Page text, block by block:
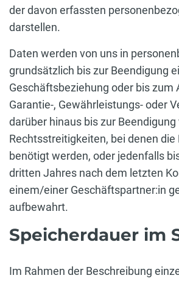
der davon erfassten
darstellen.
Daten werden von uns in
grundsätzlich bis zur Beendigung
Geschäftsbeziehung oder bis zum
Garantie-, Gewährleistungs- oder
darüber hinaus bis zur
Rechtsstreitigkeiten, bei denen die
benötigt werden, oder jedenfalls
dritten Jahres nach dem letzten
einem/einer Geschäftspartner:in
aufbewahrt.
Speicherdauer im
Im Rahmen der Beschreibung